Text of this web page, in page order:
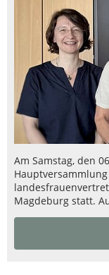
Am Samstag, den
Magdeburg statt.